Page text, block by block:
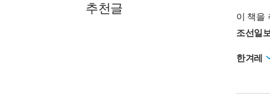
추천글
이 책을
조선일
한겨레